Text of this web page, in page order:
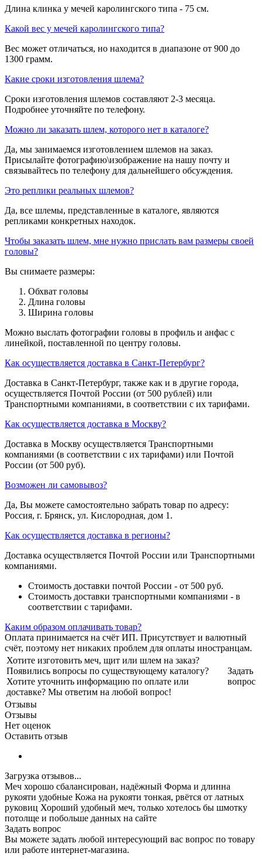
Длина клинка у мечей каролингского типа - 75 см.
Какой вес у мечей каролингского типа?
Вес может отличаться, но находится в диапазоне от 900 до
1300 грамм.
Какие сроки изготовления шлема?
Сроки изготовления шлемов составляют 2-3 месяца.
Подробнее уточняйте по телефону.
Можно ли заказать шлем, которого нет в каталоге?
Да, мы занимаемся изготовлением шлемов на заказ.
Присылайте фотографию\изображение на нашу почту и
связывайтесь по телефону для дальнейшего обсуждения.
Это реплики реальных шлемов?
Да, все шлемы, представленные в каталоге, являются
репликами конкретных находок.
Чтобы заказать шлем, мне нужно прислать вам размеры своей
головы?
Вы снимаете размеры:
Обхват головы
Длина головы
Ширина головы
Можно выслать фотографии головы в профиль и анфас с
линейкой, поставленной по центру головы.
Как осуществляется доставка в Санкт-Петербург?
Доставка в Санкт-Петербург, также как и в другие города,
осуществляется Почтой России (от 500 рублей) или
Транспортными компаниями, в соответствии с их тарифами.
Как осуществляется доставка в Москву?
Доставка в Москву осуществляется Транспортными
компаниями (в соответствии с их тарифами) или Почтой
России (от 500 руб).
Возможен ли самовывоз?
Да, Вы можете самостоятельно забрать товар по адресу:
Россия, г. Брянск, ул. Кислородная, дом 1.
Как осуществляется доставка в регионы?
Доставка осуществляется Почтой России или Транспортными
компаниями.
Стоимость доставки почтой России - от 500 руб.
Стоимость доставки транспортными компаниями - в
соответствии с тарифами.
Каким образом оплачивать товар?
Оплата принимается на счёт ИП. Присутствует и валютный
счёт, поэтому нет никаких проблем для оплаты иностранцам.
Хотите изготовить меч, щит или шлем на заказ?
Появились вопросы по существующему каталогу?
Хотите уточнить информацию по оплате или
доставке? Мы ответим на любой вопрос!
Задать
вопрос
Отзывы
Отзывы
Нет оценок
Оставить отзыв
Загрузка отзывов...
Меч хорошо сбалансирован, надëжный Форма и длинна
рукояти удобные Кожа на рукояти тонкая, рвëтся от латных
руковиц Хороший удобный меч, только хотелось бы шмотку
потолще и побольше данных на сайте
Задать вопрос
Вы можете задать любой интересующий вас вопрос по товару
или работе интернет-магазина.